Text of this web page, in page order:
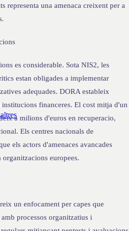
representa una amenaca creixent per a
es considerable. Sota NIS2, les
estan obligades a implementar
adequades. DORA estableix
financeres. El cost mitja d'un
a milions d'euros en recuperacio,
Els centres nacionals de
els actors d'amenaces avancades
organitzacions europees.
un enfocament per capes que
processos organitzatius i